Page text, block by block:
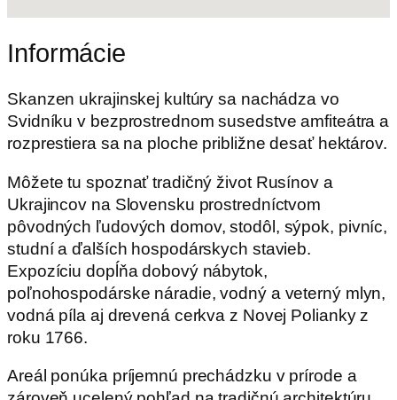
Informácie
Skanzen ukrajinskej kultúry sa nachádza vo
Svidníku v bezprostrednom susedstve amfiteátra a
rozprestiera sa na ploche približne desať hektárov.
Môžete tu spoznať tradičný život Rusínov a
Ukrajincov na Slovensku prostredníctvom
pôvodných ľudových domov, stodôl, sýpok, pivníc,
studní a ďalších hospodárskych stavieb.
Expozíciu dopĺňa dobový nábytok,
poľnohospodárske náradie, vodný a veterný mlyn,
vodná píla aj drevená cerkva z Novej Polianky z
roku 1766.
Areál ponúka príjemnú prechádzku v prírode a